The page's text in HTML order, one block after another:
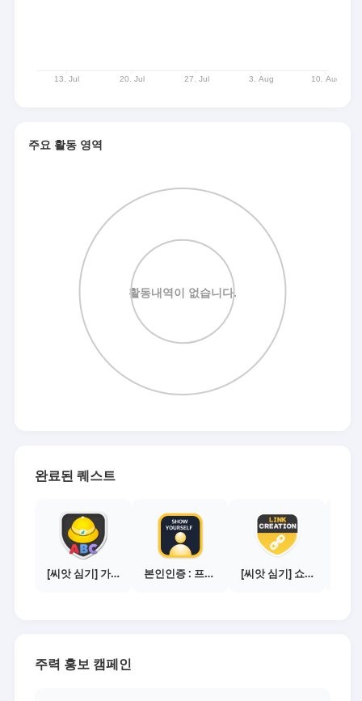
주요 활동 영역
완료된 퀘스트
[씨앗 심기] 가이드보기 - 매체별 활동 가이드 본인인증 : 프로필 사진등록 [씨앗 심기] 쇼핑몰 링크 발급하기 - 제휴몰 10곳
주력 홍보 캠페인